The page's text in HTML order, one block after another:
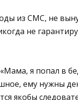
из СМС, не
не
я попал в
ему нужны
якобы